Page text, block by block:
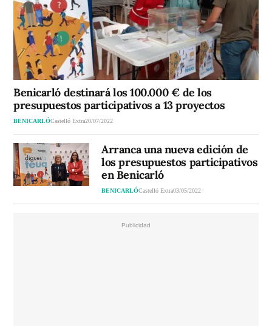
Benicarló destinará los 100.000 € de los
presupuestos participativos a 13 proyectos
BENICARLÓCastelló Extra20/07/2022
Arranca una nueva edición de
los presupuestos participativos
en Benicarló
BENICARLÓCastelló Extra03/05/2022